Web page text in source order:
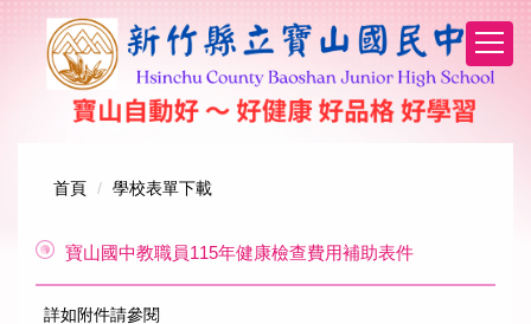
首頁
學校表單下載
寶山國中教職員115年健康檢查費用補助表件
詳如附件請參閱